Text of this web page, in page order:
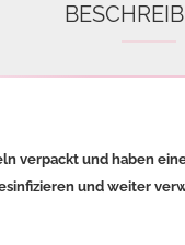
verpackt und haben
und weiter